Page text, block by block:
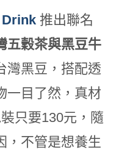
Drink推出聯名
五穀茶與黑豆牛
灣黑豆，搭配透
一目了然，真材
只要130元，隨
，不管是想養生